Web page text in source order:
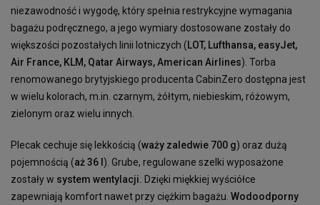
niezawodność i wygodę, który spełnia restrykcyjne wymagania
bagażu podręcznego, a jego wymiary dostosowane zostały do
większości pozostałych linii lotniczych (LOT, Lufthansa, easyJet,
Air France, KLM, Qatar Airways, American Airlines). Torba
renomowanego brytyjskiego producenta CabinZero dostępna jest
w wielu kolorach, m.in. czarnym, żółtym, niebieskim, różowym,
zielonym oraz wielu innych.
Plecak cechuje się lekkością (waży zaledwie 700 g) oraz dużą
pojemnością (aż 36 l ). Grube, regulowane szelki wyposażone
zostały w system wentylacji. Dzięki miękkiej wyściółce
zapewniają komfort nawet przy ciężkim bagażu. Wodoodporny